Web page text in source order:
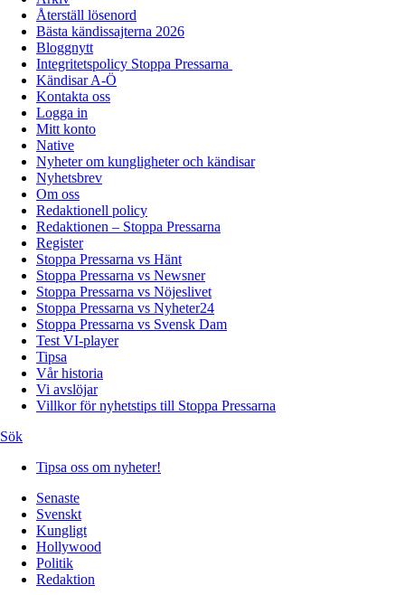
Återställ lösenord
Bästa kändissajterna 2026
Bloggnytt
Integritetspolicy Stoppa Pressarna
Kändisar A-Ö
Kontakta oss
Logga in
Mitt konto
Native
Nyheter om kungligheter och kändisar
Nyhetsbrev
Om oss
Redaktionell policy
Redaktionen – Stoppa Pressarna
Register
Stoppa Pressarna vs Hänt
Stoppa Pressarna vs Newsner
Stoppa Pressarna vs Nöjeslivet
Stoppa Pressarna vs Nyheter24
Stoppa Pressarna vs Svensk Dam
Test VI-player
Tipsa
Vår historia
Vi avslöjar
Villkor för nyhetstips till Stoppa Pressarna
Sök
Tipsa oss om nyheter!
Senaste
Svenskt
Kungligt
Hollywood
Politik
Redaktion